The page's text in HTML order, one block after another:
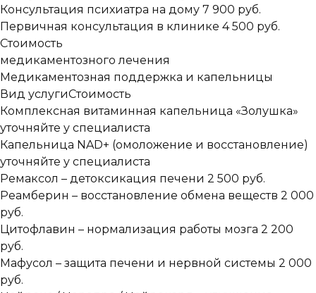
Консультация психиатра на дому 7 900 руб.
Первичная консультация в клинике 4 500 руб.
Стоимость
медикаментозного лечения
Медикаментозная поддержка и капельницы
Вид услугиСтоимость
Комплексная витаминная капельница «Золушка»
уточняйте у специалиста
Капельница NAD+ (омоложение и восстановление)
уточняйте у специалиста
Ремаксол – детоксикация печени 2 500 руб.
Реамберин – восстановление обмена веществ 2 000
руб.
Цитофлавин – нормализация работы мозга 2 200
руб.
Мафусол – защита печени и нервной системы 2 000
руб.